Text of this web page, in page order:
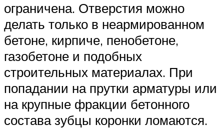
ограничена. Отверстия можно
делать только в неармированном
бетоне, кирпиче, пенобетоне,
газобетоне и подобных
строительных материалах. При
попадании на прутки арматуры или
на крупные фракции бетонного
состава зубцы коронки ломаются.